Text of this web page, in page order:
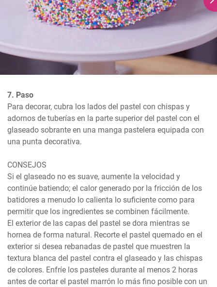
7. Paso
Para decorar, cubra los lados del pastel con chispas y
adornos de tuberías en la parte superior del pastel con el
glaseado sobrante en una manga pastelera equipada con
una punta decorativa.
CONSEJOS
Si el glaseado no es suave, aumente la velocidad y
continúe batiendo; el calor generado por la fricción de los
batidores a menudo lo calienta lo suficiente como para
permitir que los ingredientes se combinen fácilmente.
El exterior de las capas del pastel se dora mientras se
hornea de forma natural. Recorte el pastel quemado en el
exterior si desea rebanadas de pastel que muestren la
textura blanca del pastel contra el glaseado y las chispas
de colores. Enfríe los pasteles durante al menos 2 horas
antes de cortar el pastel marrón lo más fino posible con un